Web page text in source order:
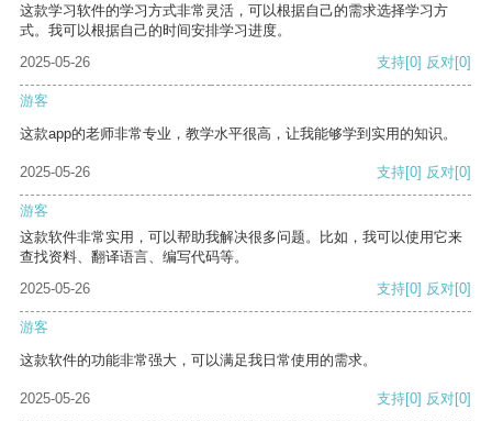
这款学习软件的学习方式非常灵活，可以根据自己的需求选择学习方
式。我可以根据自己的时间安排学习进度。
2025-05-26
支持[0] 反对[0]
游客
这款app的老师非常专业，教学水平很高，让我能够学到实用的知识。
2025-05-26 支持[0] 反对[0]
游客
这款软件非常实用，可以帮助我解决很多问题。比如，我可以使用它来
查找资料、翻译语言、编写代码等。
2025-05-26
支持[0] 反对[0]
游客
这款软件的功能非常强大，可以满足我日常使用的需求。
2025-05-26 支持[0] 反对[0]